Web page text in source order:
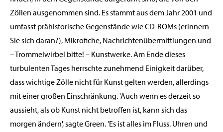
Zöllen ausgenommen sind. Es stammt aus dem Jahr 2001 und
umfasst prähistorische Gegenstände wie CD-ROMs (erinnern
Sie sich daran?), Mikrofiche, Nachrichtenübermittlungen und
– Trommelwirbel bitte! – Kunstwerke. Am Ende dieses
turbulenten Tages herrschte zunehmend Einigkeit darüber,
dass wichtige Zölle nicht für Kunst gelten werden, allerdings
mit einer großen Einschränkung. 'Auch wenn es derzeit so
aussieht, als ob Kunst nicht betroffen ist, kann sich das
morgen ändern', sagte Green. 'Es ist alles im Fluss. Uhren und